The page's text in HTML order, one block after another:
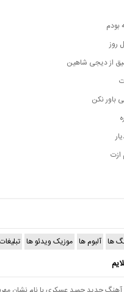
بودم
از دیجی شاهین
باور نکن
ازت
ها آلبوم ها موزیک ویدئو ها تبلیغات